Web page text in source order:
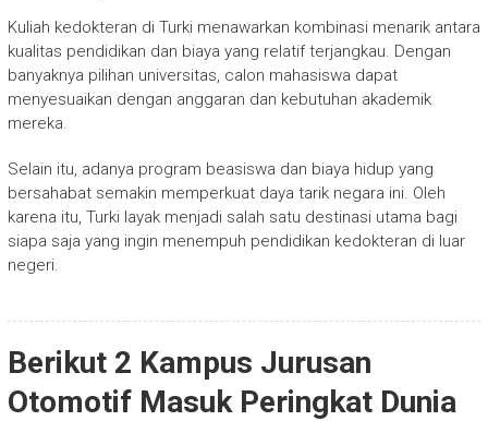
Kuliah kedokteran di Turki menawarkan kombinasi menarik antara
kualitas pendidikan dan biaya yang relatif terjangkau. Dengan
banyaknya pilihan universitas, calon mahasiswa dapat
menyesuaikan dengan anggaran dan kebutuhan akademik
mereka.
Selain itu, adanya program beasiswa dan biaya hidup yang
bersahabat semakin memperkuat daya tarik negara ini. Oleh
karena itu, Turki layak menjadi salah satu destinasi utama bagi
siapa saja yang ingin menempuh pendidikan kedokteran di luar
negeri.
Berikut 2 Kampus Jurusan
Otomotif Masuk Peringkat Dunia